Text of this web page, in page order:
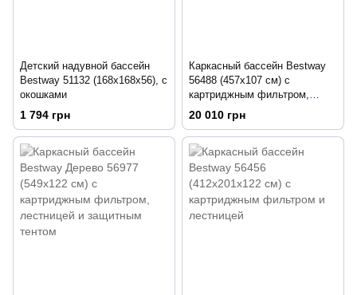
Детский надувной бассейн
Bestway 51132 (168х168х56), с
окошками
1 794 грн
Каркасный бассейн Bestway
56488 (457х107 см) с
картриджным фильтром,
тентом и лестницей
20 010 грн